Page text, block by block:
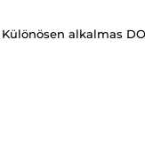
alkalmas